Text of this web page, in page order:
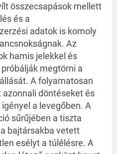
összecsapások mellett
és a
adatok is komoly
Az
hamis jelekkel és
megtörni a
A folyamatosan
döntéseket és
a levegőben. A
sűrűjében a tiszta
bajtársakba vetett
esélyt a túlélésre. A